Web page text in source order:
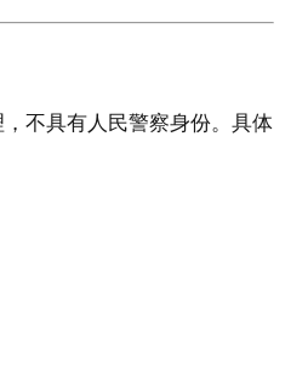
不具有人民警察身份。具体